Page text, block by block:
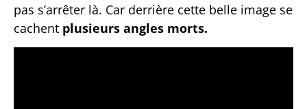
pas s’arrêter là. Car derrière cette belle image se
cachent plusieurs angles morts.